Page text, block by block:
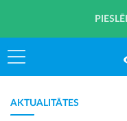
AKTUALITĀTES